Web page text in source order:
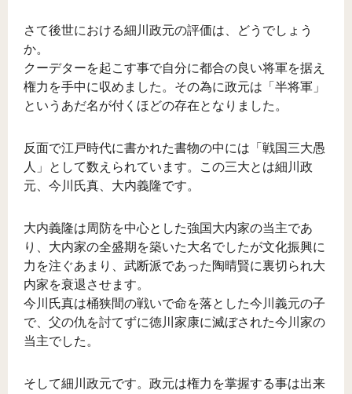
さて後世における細川政元の評価は、どうでしょう
か。
クーデターを起こす事で自分に都合の良い将軍を据え
権力を手中に収めました。その為に政元は「半将軍」
というあだ名が付くほどの存在となりました。
反面で江戸時代に書かれた書物の中には「戦国三大愚
人」として数えられています。この三大とは細川政
元、今川氏真、大内義隆です。
大内義隆は周防を中心とした強国大内家の当主であ
り、大内家の全盛期を築いた大名でしたが文化振興に
力を注ぐあまり、武断派であった陶晴賢に裏切られ大
内家を衰退させます。
今川氏真は桶狭間の戦いで命を落とした今川義元の子
で、父の仇を討てずに徳川家康に滅ぼされた今川家の
当主でした。
そして細川政元です。政元は権力を掌握する事は出来